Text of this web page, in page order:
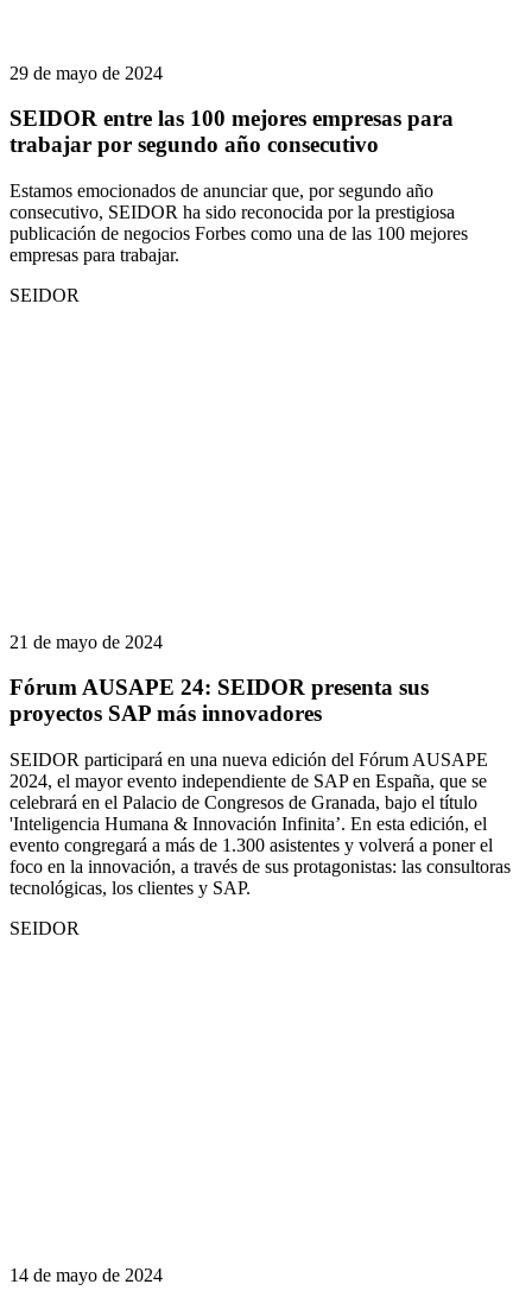
29 de mayo de 2024
SEIDOR entre las 100 mejores empresas para
trabajar por segundo año consecutivo
Estamos emocionados de anunciar que, por segundo año
consecutivo, SEIDOR ha sido reconocida por la prestigiosa
publicación de negocios Forbes como una de las 100 mejores
empresas para trabajar.
SEIDOR
21 de mayo de 2024
Fórum AUSAPE 24: SEIDOR presenta sus
proyectos SAP más innovadores
SEIDOR participará en una nueva edición del Fórum AUSAPE
2024, el mayor evento independiente de SAP en España, que se
celebrará en el Palacio de Congresos de Granada, bajo el título
'Inteligencia Humana & Innovación Infinita’. En esta edición, el
evento congregará a más de 1.300 asistentes y volverá a poner el
foco en la innovación, a través de sus protagonistas: las consultoras
tecnológicas, los clientes y SAP.
SEIDOR
14 de mayo de 2024